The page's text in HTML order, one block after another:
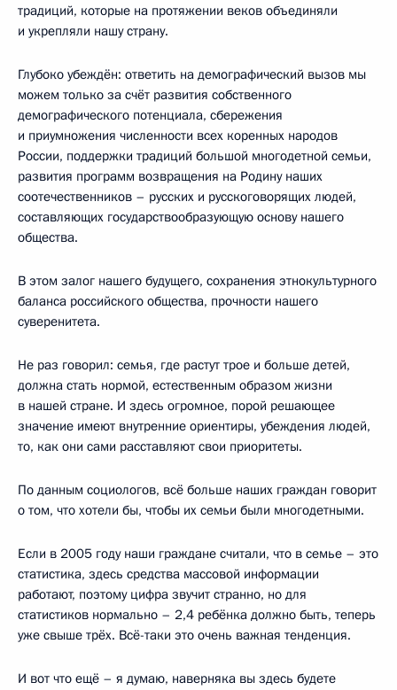
традиций, которые на протяжении веков объединяли
и укрепляли нашу страну.
Глубоко убеждён: ответить на демографический вызов мы
можем только за счёт развития собственного
демографического потенциала, сбережения
и приумножения численности всех коренных народов
России, поддержки традиций большой многодетной семьи,
развития программ возвращения на Родину наших
соотечественников – русских и русскоговорящих людей,
составляющих государствообразующую основу нашего
общества.
В этом залог нашего будущего, сохранения этнокультурного
баланса российского общества, прочности нашего
суверенитета.
Не раз говорил: семья, где растут трое и больше детей,
должна стать нормой, естественным образом жизни
в нашей стране. И здесь огромное, порой решающее
значение имеют внутренние ориентиры, убеждения людей,
то, как они сами расставляют свои приоритеты.
По данным социологов, всё больше наших граждан говорит
о том, что хотели бы, чтобы их семьи были многодетными.
Если в 2005 году наши граждане считали, что в семье – это
статистика, здесь средства массовой информации
работают, поэтому цифра звучит странно, но для
статистиков нормально – 2,4 ребёнка должно быть, теперь
уже свыше трёх. Всё-таки это очень важная тенденция.
И вот что ещё – я думаю, наверняка вы здесь будете